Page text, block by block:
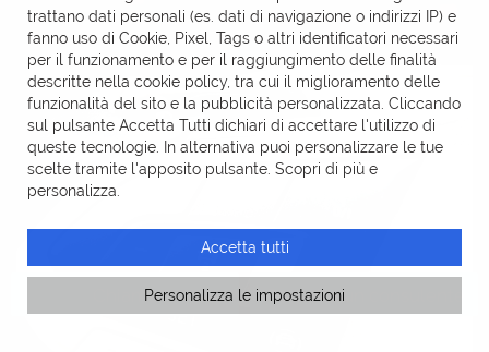
Chiama Contatta un consulente
trattano dati personali (es. dati di navigazione o indirizzi IP) e
fanno uso di Cookie, Pixel, Tags o altri identificatori necessari
per il funzionamento e per il raggiungimento delle finalità
descritte nella cookie policy, tra cui il miglioramento delle
funzionalità del sito e la pubblicità personalizzata. Cliccando
sul pulsante Accetta Tutti dichiari di accettare l'utilizzo di
queste tecnologie. In alternativa puoi personalizzare le tue
scelte tramite l'apposito pulsante. Scopri di più e
personalizza.
Accetta tutti
Personalizza le impostazioni